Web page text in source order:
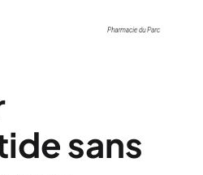
sans